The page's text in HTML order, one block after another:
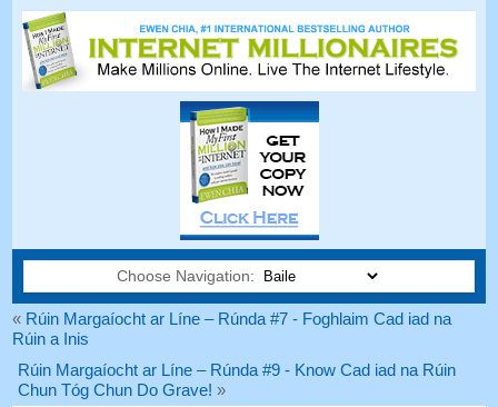
Choose Navigation:
« Rúin Margaíocht ar Líne – Rúnda #7 - Foghlaim Cad iad na
Rúin a Inis
Rúin Margaíocht ar Líne – Rúnda #9 - Know Cad iad na Rúin
Chun Tóg Chun Do Grave! »